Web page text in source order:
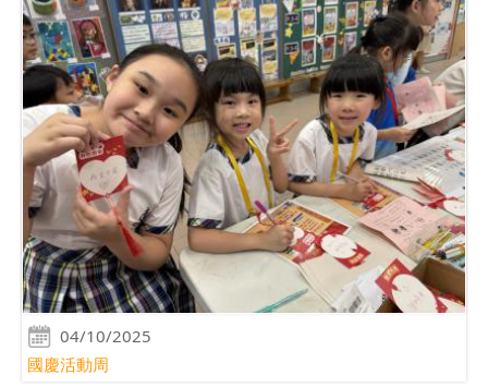
04/10/2025
國慶活動周